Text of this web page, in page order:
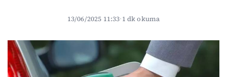
13/06/2025 11:33·1 dk okuma